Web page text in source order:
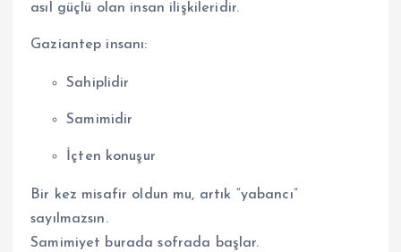
asıl güçlü olan insan ilişkileridir.
Gaziantep insanı:
Sahiplidir
Samimidir
İçten konuşur
Bir kez misafir oldun mu, artık “yabancı”
sayılmazsın.
Samimiyet burada sofrada başlar.